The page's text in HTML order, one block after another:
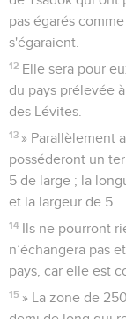
pas égarés
s'égaraient.
12 Elle sera pour
du pays prélevée
des Lévites.
13 » Parallèlement
posséderont un
5 de large ; la
et la largeur de 5.
14 Ils ne pourront
n’échangera pas
pays, car elle est
15 » La zone de